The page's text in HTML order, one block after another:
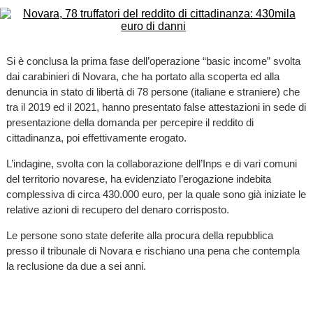
Si è conclusa la prima fase dell’operazione “basic income” svolta
dai carabinieri di Novara, che ha portato alla scoperta ed alla
denuncia in stato di libertà di 78 persone (italiane e straniere) che
tra il 2019 ed il 2021, hanno presentato false attestazioni in sede di
presentazione della domanda per percepire il reddito di
cittadinanza, poi effettivamente erogato.
L’indagine, svolta con la collaborazione dell’Inps e di vari comuni
del territorio novarese, ha evidenziato l’erogazione indebita
complessiva di circa 430.000 euro, per la quale sono già iniziate le
relative azioni di recupero del denaro corrisposto.
Le persone sono state deferite alla procura della repubblica
presso il tribunale di Novara e rischiano una pena che contempla
la reclusione da due a sei anni.